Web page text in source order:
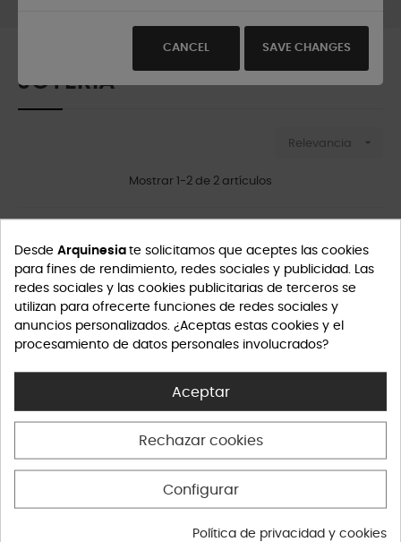
CANCEL SAVE CHANGES
JOYERÍA
Relevancia 
Mostrar 1-2 de 2 artículos
Pomander Plata Rodiada
Inicio
Pomander Plata Rodiada
Inicio
750,00 €
Desde Arquinesia te solicitamos que aceptes las cookies
para fines de rendimiento, redes sociales y publicidad. Las
redes sociales y las cookies publicitarias de terceros se
utilizan para ofrecerte funciones de redes sociales y
anuncios personalizados. ¿Aceptas estas cookies y el
procesamiento de datos personales involucrados?
Aceptar
Rechazar cookies
Configurar
Política de privacidad y cookies